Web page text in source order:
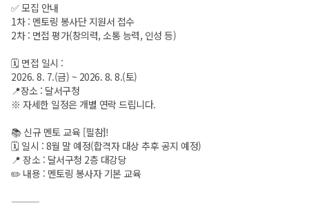
✅ 모집 안내
1차 : 멘토링 봉사단 지원서 접수
2차 : 면접 평가(창의력, 소통 능력, 인성 등)
🗓️ 면접 일시 :
2026. 8. 7.(금) ~ 2026. 8. 8.(토)
📍장소 : 달서구청
※ 자세한 일정은 개별 연락 드립니다.
📚 신규 멘토 교육 [필참‼️]
🗓 일시 : 8월 말 예정(합격자 대상 추후 공지 예정)
📍 장소 : 달서구청 2층 대강당
✏️ 내용 : 멘토링 봉사자 기본 교육
⸻